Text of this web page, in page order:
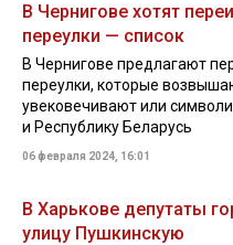
В Чернигове хотят
переулки — список
В Чернигове предлагают
переулки, которые
увековечивают или
и Республику Беларусь
06 февраля 2024, 16:01
В Харькове депутаты
улицу Пушкинскую